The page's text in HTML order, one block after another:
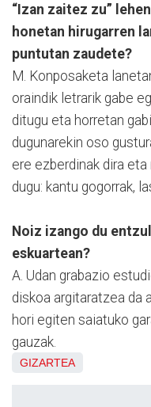
“Izan zaitez zu”
honetan hirugarren
puntutan zaudete?
M. Konposaketa
oraindik letrarik gabe
ditugu eta horretan
dugunarekin oso
ere ezberdinak dira
dugu: kantu gogorrak,
Noiz izango du
eskuartean?
A. Udan grabazio
diskoa argitaratzea da
hori egiten saiatuko
gauzak.
GIZARTEA